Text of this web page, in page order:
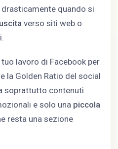
quando si
verso siti web o
lavoro di Facebook per
la Golden Ratio del social
soprattutto contenuti
e solo una piccola
resta una sezione